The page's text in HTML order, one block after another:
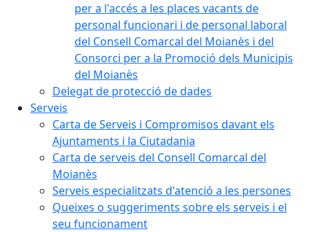
per a l'accés a les places vacants de
personal funcionari i de personal laboral
del Consell Comarcal del Moianès i del
Consorci per a la Promoció dels Municipis
del Moianès
Delegat de protecció de dades
Serveis
Carta de Serveis i Compromisos davant els
Ajuntaments i la Ciutadania
Carta de serveis del Consell Comarcal del
Moianès
Serveis especialitzats d'atenció a les persones
Queixes o suggeriments sobre els serveis i el
seu funcionament